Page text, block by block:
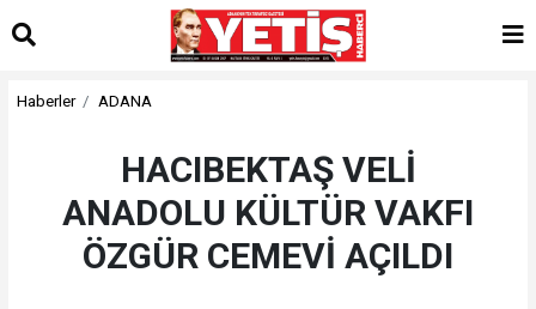
Haberler ADANA
HACIBEKTAŞ VELİ
ANADOLU KÜLTÜR VAKFI
ÖZGÜR CEMEVİ AÇILDI